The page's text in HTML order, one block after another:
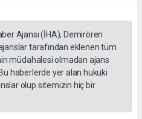
Ajansı (İHA), Demirören
tarafından eklenen tüm
müdahalesi olmadan ajans
haberlerde yer alan hukuki
olup sitemizin hiç bir